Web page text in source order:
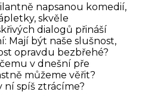
napsanou komedií,
skvěle
dialogů přináší
Mají být naše slušnost,
opravdu bezbřehé?
v dnešní pře
můžeme věřit?
ní spíš ztrácíme?